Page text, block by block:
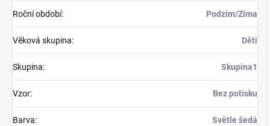
Roční období: Podzim/Zima
Věková skupina: Děti
Skupina: Skupina1
Vzor: Bez potisku
Barva: Světle šedá